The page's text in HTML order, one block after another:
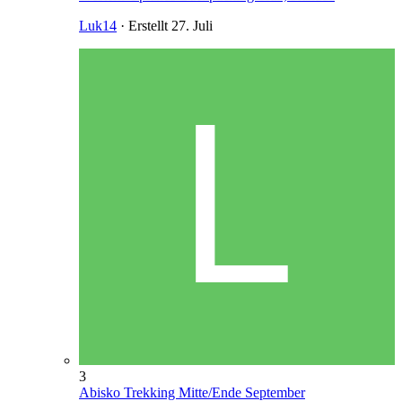
Luk14 · Erstellt 27. Juli
3
Abisko Trekking Mitte/Ende September